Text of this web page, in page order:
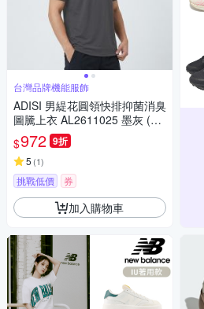
台灣品牌機能服飾
ADISI 男緹花圓領快排抑菌消臭
圖騰上衣 AL2611025 墨灰 (M-
3XL)｜透氣 吸濕排汗 防臭 彈
性 排汗衣
$972 9折
5 (1)
挑戰低價 券
加入購物車